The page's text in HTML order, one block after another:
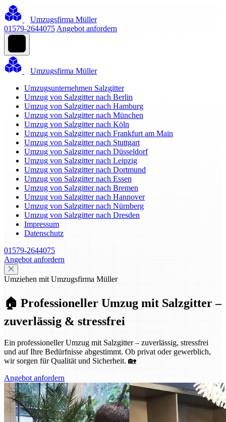
Umzugsfirma Müller
01579-2644075 Angebot anfordern
Umzugsfirma Müller
Umzugsunternehmen Salzgitter
Umzug von Salzgitter nach Berlin
Umzug von Salzgitter nach Hamburg
Umzug von Salzgitter nach München
Umzug von Salzgitter nach Köln
Umzug von Salzgitter nach Frankfurt am Main
Umzug von Salzgitter nach Stuttgart
Umzug von Salzgitter nach Düsseldorf
Umzug von Salzgitter nach Leipzig
Umzug von Salzgitter nach Dortmund
Umzug von Salzgitter nach Essen
Umzug von Salzgitter nach Bremen
Umzug von Salzgitter nach Hannover
Umzug von Salzgitter nach Nürnberg
Umzug von Salzgitter nach Dresden
Impressum
Datenschutz
01579-2644075
Angebot anfordern
Umziehen mit Umzugsfirma Müller
🏠 Professioneller Umzug mit Salzgitter –
zuverlässig & stressfrei
Ein professioneller Umzug mit Salzgitter – zuverlässig, stressfrei
und auf Ihre Bedürfnisse abgestimmt. Ob privat oder gewerblich,
wir sorgen für Qualität und Sicherheit. 🏡
Angebot anfordern